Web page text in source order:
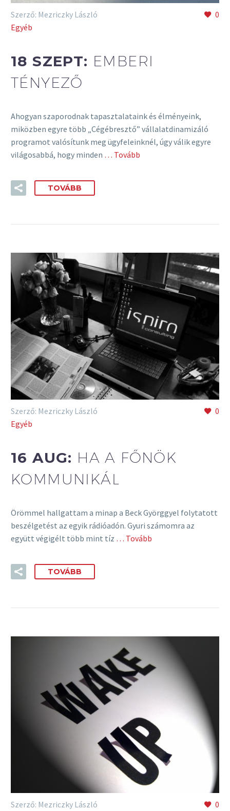
0
Szerző: Mezriczky László
Egyéb
18 SZEPT: EMBERI
TÉNYEZŐ
Ahogyan szaporodnak tapasztalataink és élményeink,
miközben egyre több „Cégébresztő” vállalatdinamizáló
programot valósítunk meg ügyfeleinknél, úgy válik egyre
világosabbá, hogy minden … Tovább
TOVÁBB
0
Szerző: Mezriczky László
Egyéb
16 AUG: HA A FŐNÖK
KOMMUNIKÁL
Örömmel hallgattam a minap a Beck Györggyel folytatott
beszélgetést az egyik rádióadón. Gyuri számomra az
együtt végigélt több mint tíz … Tovább
TOVÁBB
0
Szerző: Mezriczky László